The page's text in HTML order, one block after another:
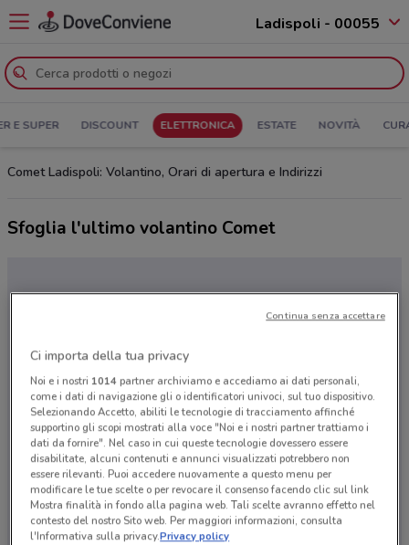
Ladispoli - 00055
E SUPER DISCOUNT ELETTRONICA ESTATE NOVITÀ
Comet Ladispoli: Volantino, Orari di apertura e Indirizzi
Sfoglia l'ultimo volantino Comet
Ci dispiace, al momento non abbiamo pubblicato
volantini nella tua zona. Riprova più tardi.
Ci importa della tua privacy
Noi e i nostri 1014partner archiviamo e accediamo ai dati personali,
come i dati di navigazione gli o identificatori univoci, sul tuo dispositivo.
Selezionando Accetto, abiliti le tecnologie di tracciamento affinché
supportino gli scopi mostrati alla voce "Noi e i nostri partner trattiamo i
dati da fornire". Nel caso in cui queste tecnologie dovessero essere
disabilitate, alcuni contenuti e annunci visualizzati potrebbero non
essere rilevanti. Puoi accedere nuovamente a questo menu per
modificare le tue scelte o per revocare il consenso facendo clic sul link
Mostra finalità in fondo alla pagina web. Tali scelte avranno effetto nel
contesto del nostro Sito web. Per maggiori informazioni, consulta
l'Informativa sulla privacy.Privacy policy
Continua senza accettare